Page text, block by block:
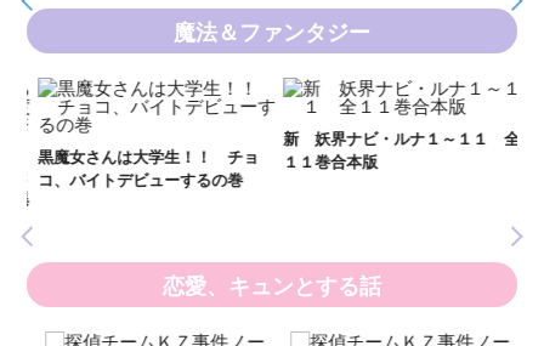
魔法＆ファンタジー
黒魔女さんは大学生！！ チョ
コ、バイトデビューするの巻
新 妖界ナビ・ルナ１～１１ 全
１１巻合本版
恋愛、キュンとする話